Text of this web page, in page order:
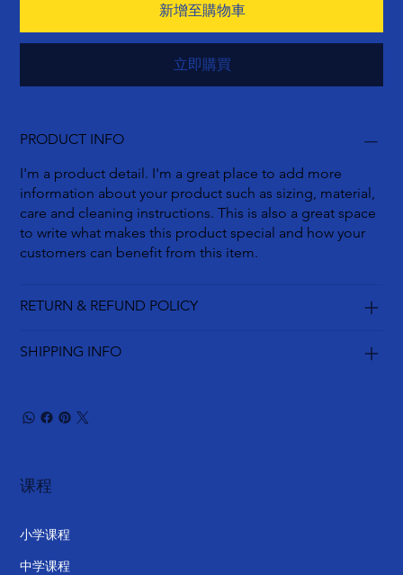
新增至購物車
立即購買
PRODUCT INFO
I'm a product detail. I'm a great place to add more
information about your product such as sizing, material,
care and cleaning instructions. This is also a great space
to write what makes this product special and how your
customers can benefit from this item.
RETURN & REFUND POLICY
SHIPPING INFO
课程
小学课程
中学课程